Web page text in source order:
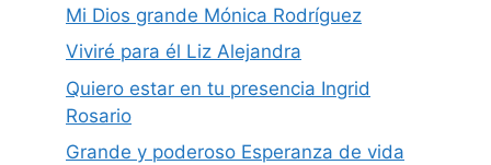
Mi Dios grande Mónica Rodríguez
Viviré para él Liz Alejandra
Quiero estar en tu presencia Ingrid
Rosario
Grande y poderoso Esperanza de vida